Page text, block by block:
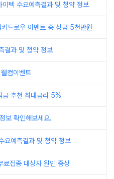
이텍 수요예측결과 및 청약 정보
드로우 이벤트 총 상금 5천만원
결과 및 청약 정보
컴이벤트
금 추천 최대금리 5%
보 확인해보세요.
요예측결과 및 청약 정보
료접종 대상자 원인 증상